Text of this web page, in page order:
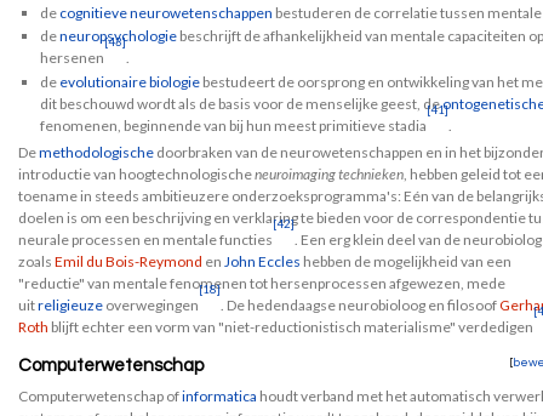
de cognitieve neurowetenschappen bestuderen de correlatie tussen
deneuropsychologie beschrijft de afhankelijkheid van mentale capaciteiten
hersenen
[43]
.
de evolutionaire biologie bestudeert de oorsprong en ontwikkeling van het
dit beschouwd wordt als de basis voor de menselijke geest, de
fenomenen, beginnende van bij hun meest primitieve stadia
[41]
Demethodologische doorbraken van de neurowetenschappen en in het
introductie van hoogtechnologischeneuroimaging technieken, hebben geleid tot
toename in steeds ambitieuzere onderzoeksprogramma's: Eén van de
doelen is om een beschrijving en verklaring te bieden voor de correspondentie
neurale processen en mentale functies
[42]
. Een erg klein deel van de
zoals Emil du Bois-Reymond en John Eccles hebben de mogelijkheid van een
"reductie" van mentale fenomenen tot hersenprocessen afgewezen, mede
uitreligieuze overwegingen
[18]
. De hedendaagse neurobioloog en filosoof
Roth blijft echter een vorm van "niet-reductionistisch materialisme" verdedigen
[
Computerwetenschap
Computerwetenschap ofinformatica houdt verband met het automatisch